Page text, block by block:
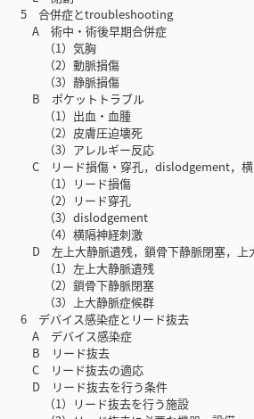
5 合併症とtroubleshooting
A 術中・術後早期合併症
（1）気胸
（2）動脈損傷
（3）静脈損傷
B ポケットトラブル
（1）出血・血腫
（2）皮膚圧迫壊死
（3）アレルギー反応
C リード損傷・穿孔，dislodgement，横
（1）リード損傷
（2）リード穿孔
（3）dislodgement
（4）横隔神経刺激
D 左上大静脈遺残，鎖骨下静脈閉塞，上
（1）左上大静脈遺残
（2）鎖骨下静脈閉塞
（3）上大静脈症候群
6 デバイス感染症とリード抜去
A デバイス感染症
B リード抜去
C リード抜去の適応
D リード抜去を行う条件
（1）リード抜去を行う施設